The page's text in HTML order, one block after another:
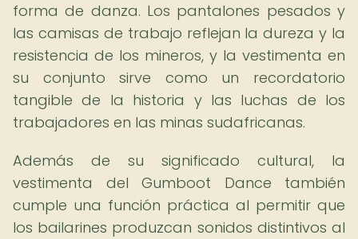
forma de danza. Los pantalones pesados y
las camisas de trabajo reflejan la dureza y la
resistencia de los mineros, y la vestimenta en
su conjunto sirve como un recordatorio
tangible de la historia y las luchas de los
trabajadores en las minas sudafricanas.
Además de su significado cultural, la
vestimenta del Gumboot Dance también
cumple una función práctica al permitir que
los bailarines produzcan sonidos distintivos al